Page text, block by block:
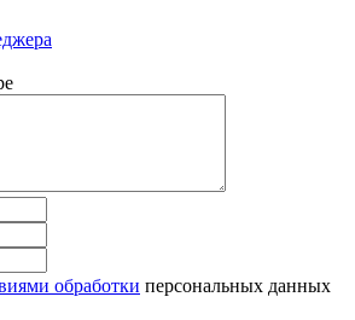
обработки персональных данных